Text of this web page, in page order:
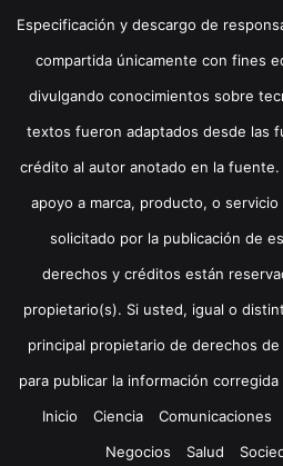
Especificación y descargo de
compartida únicamente con fines
divulgando conocimientos sobre
textos fueron adaptados desde las
crédito al autor anotado en la
apoyo a marca, producto, o
solicitado por la publicación de
derechos y créditos están
propietario(s). Si usted, igual o
principal propietario de derechos
para publicar la información
Inicio
Ciencia Comunicaciones
Negocios
Salud